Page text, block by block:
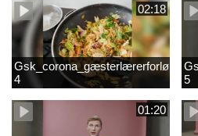
02:18
4
5
01:20